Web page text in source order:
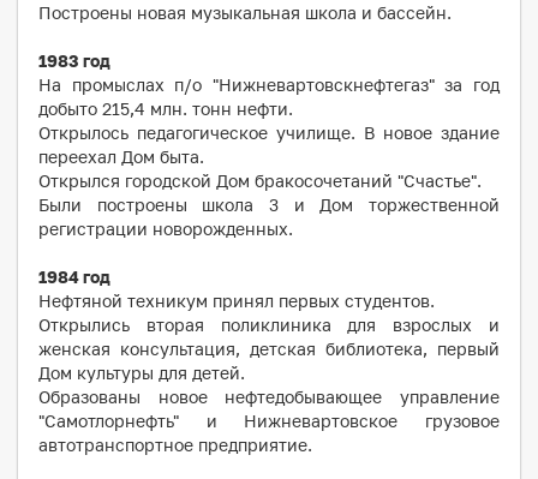
Построены новая музыкальная школа и бассейн.
1983 год
На промыслах п/о "Нижневартовскнефтегаз" за год
добыто 215,4 млн. тонн нефти.
Открылось педагогическое училище. В новое здание
переехал Дом быта.
Открылся городской Дом бракосочетаний "Счастье".
Были построены школа 3 и Дом торжественной
регистрации новорожденных.
1984год
Нефтяной техникум принял первых студентов.
Открылись вторая поликлиника для взрослых и
женская консультация, детская библиотека, первый
Дом культуры для детей.
Образованы новое нефтедобывающее управление
"Самотлорнефть" и Нижневартовское грузовое
автотранспортное предприятие.